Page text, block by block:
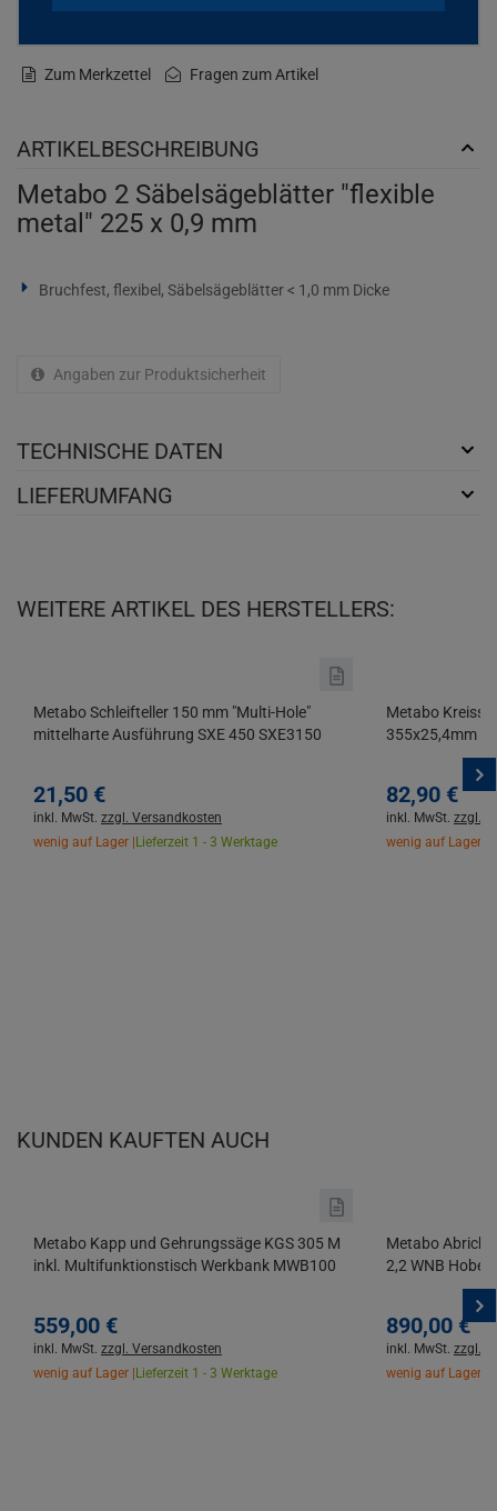
Zum Merkzettel Fragen zum Artikel
ARTIKELBESCHREIBUNG
Metabo 2 Säbelsägeblätter "flexible
metal" 225 x 0,9 mm
Bruchfest, flexibel, Säbelsägeblätter < 1,0 mm Dicke
Angaben zur Produktsicherheit
TECHNISCHE DATEN
LIEFERUMFANG
WEITERE ARTIKEL DES HERSTELLERS:
Metabo Schleifteller 150 mm "Multi-Hole"
mittelharte Ausführung SXE 450 SXE3150
21,50 €
inkl. MwSt. zzgl. Versandkosten
wenig auf Lager | Lieferzeit 1 - 3 Werktage
Metabo
355x25,4mm
82,90 €
inkl. MwSt. zzgl.
wenig auf Lager |
KUNDEN KAUFTEN AUCH
Metabo Kapp und Gehrungssäge KGS 305 M
inkl. Multifunktionstisch Werkbank MWB100
559,00 €
inkl. MwSt. zzgl. Versandkosten
wenig auf Lager | Lieferzeit 1 - 3 Werktage
Metabo
2,2 WNB
890,00 €
inkl. MwSt. zzgl.
wenig auf Lager |